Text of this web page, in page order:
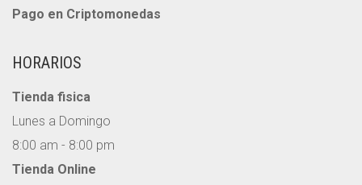
Pago en Criptomonedas
HORARIOS
Tienda fisica
Lunes a Domingo
8:00 am - 8:00 pm
Tienda Online